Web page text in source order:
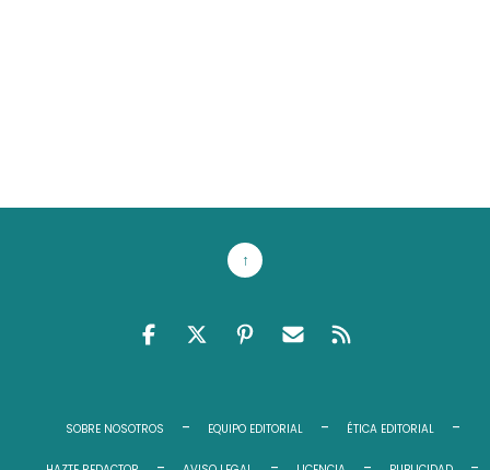
↑
SOBRE NOSOTROS EQUIPO EDITORIAL ÉTICA EDITORIAL